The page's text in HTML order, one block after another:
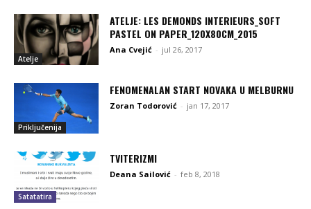
Atelje
ATELJE: LES DEMONDS INTERIEURS_SOFT
PASTEL ON PAPER_120X80CM_2015
Ana Cvejić - jul 26, 2017
Priključenija
FENOMENALAN START NOVAKA U MELBURNU
Zoran Todorović - jan 17, 2017
Satatatira
TVITERIZMI
Deana Sailović - feb 8, 2018